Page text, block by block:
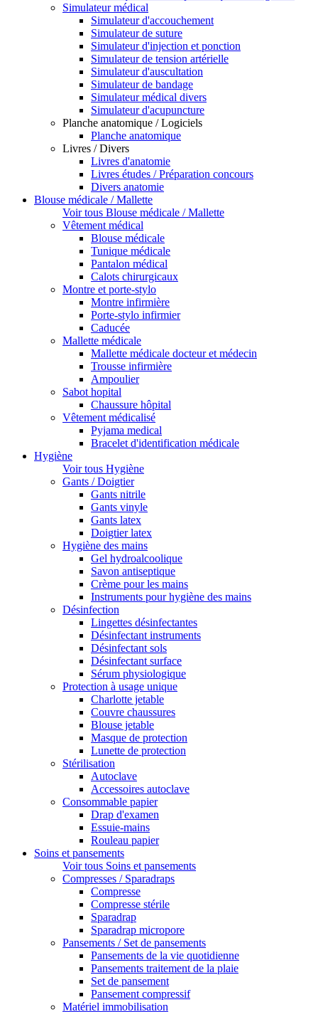
Simulateur médical
Simulateur d'accouchement
Simulateur de suture
Simulateur d'injection et ponction
Simulateur de tension artérielle
Simulateur d'auscultation
Simulateur de bandage
Simulateur médical divers
Simulateur d'acupuncture
Planche anatomique / Logiciels
Planche anatomique
Livres / Divers
Livres d'anatomie
Livres études / Préparation concours
Divers anatomie
Blouse médicale / Mallette
Voir tous Blouse médicale / Mallette
Vêtement médical
Blouse médicale
Tunique médicale
Pantalon médical
Calots chirurgicaux
Montre et porte-stylo
Montre infirmière
Porte-stylo infirmier
Caducée
Mallette médicale
Mallette médicale docteur et médecin
Trousse infirmière
Ampoulier
Sabot hopital
Chaussure hôpital
Vêtement médicalisé
Pyjama medical
Bracelet d'identification médicale
Hygiène
Voir tous Hygiène
Gants / Doigtier
Gants nitrile
Gants vinyle
Gants latex
Doigtier latex
Hygiène des mains
Gel hydroalcoolique
Savon antiseptique
Crème pour les mains
Instruments pour hygiène des mains
Désinfection
Lingettes désinfectantes
Désinfectant instruments
Désinfectant sols
Désinfectant surface
Sérum physiologique
Protection à usage unique
Charlotte jetable
Couvre chaussures
Blouse jetable
Masque de protection
Lunette de protection
Stérilisation
Autoclave
Accessoires autoclave
Consommable papier
Drap d'examen
Essuie-mains
Rouleau papier
Soins et pansements
Voir tous Soins et pansements
Compresses / Sparadraps
Compresse
Compresse stérile
Sparadrap
Sparadrap micropore
Pansements / Set de pansements
Pansements de la vie quotidienne
Pansements traitement de la plaie
Set de pansement
Pansement compressif
Matériel immobilisation